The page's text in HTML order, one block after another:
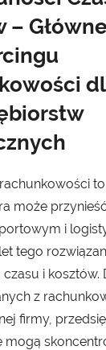
–
może
i
tego
i kosztów.
z
firmy,